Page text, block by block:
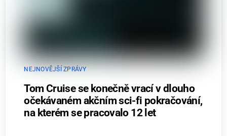
NEJNOVĚJŠÍ ZPRÁVY
Tom Cruise se konečně vrací v dlouho
očekávaném akčním sci-fi pokračování,
na kterém se pracovalo 12 let